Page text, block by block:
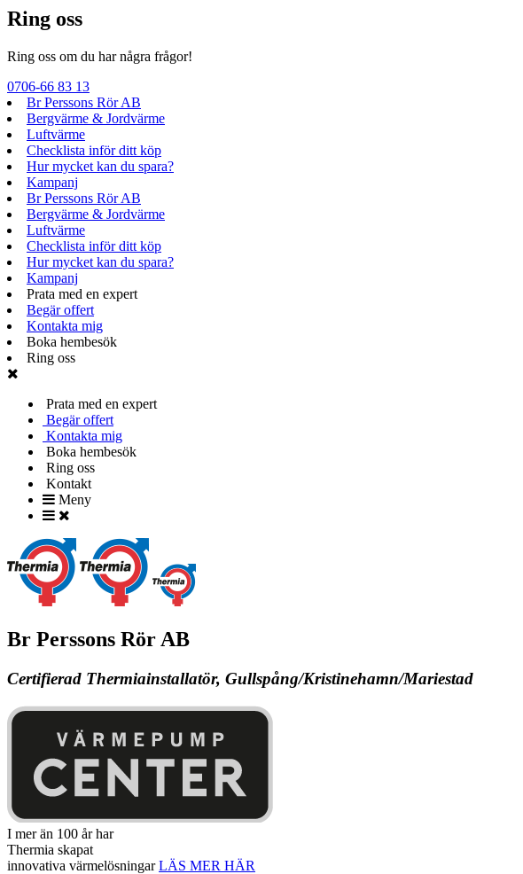
Ring oss
Ring oss om du har några frågor!
0706-66 83 13
Br Perssons Rör AB
Bergvärme & Jordvärme
Luftvärme
Checklista inför ditt köp
Hur mycket kan du spara?
Kampanj
Br Perssons Rör AB
Bergvärme & Jordvärme
Luftvärme
Checklista inför ditt köp
Hur mycket kan du spara?
Kampanj
Prata med en expert
Begär offert
Kontakta mig
Boka hembesök
Ring oss
Prata med en expert
Begär offert
Kontakta mig
Boka hembesök
Ring oss
Kontakt
Meny
Br Perssons Rör AB
Certifierad Thermiainstallatör, Gullspång/Kristinehamn/Mariestad
I mer än 100 år har
Thermia skapat
innovativa värmelösningar LÄS MER HÄR